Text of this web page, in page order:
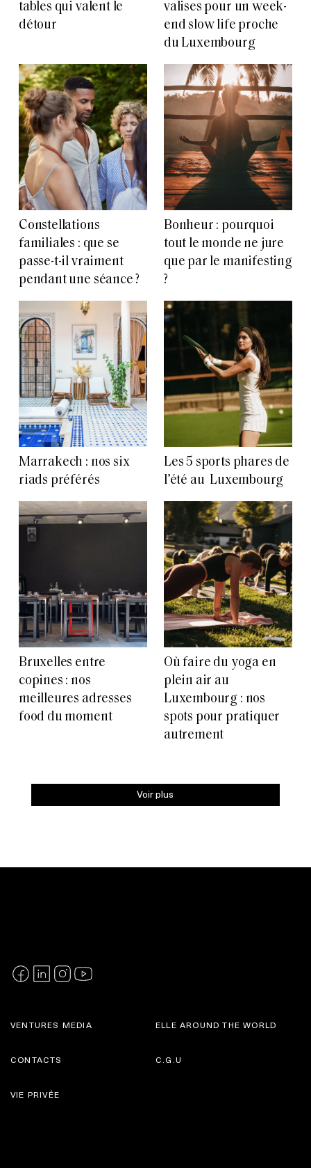
tables qui valent le
détour
valises pour un week-
end slow life proche
du Luxembourg
Constellations
familiales : que se
passe-t-il vraiment
pendant une séance ?
Bonheur : pourquoi
tout le monde ne jure
que par le manifesting
?
Marrakech : nos six
riads préférés
Les 5 sports phares de
l’été au Luxembourg
Bruxelles entre
copines : nos
meilleures adresses
food du moment
Où faire du yoga en
plein air au
Luxembourg : nos
spots pour pratiquer
autrement
Voir plus
VENTURES MEDIA
CONTACTS
ELLE AROUND THE WORLD
C.G.U
VIE PRIVÉE